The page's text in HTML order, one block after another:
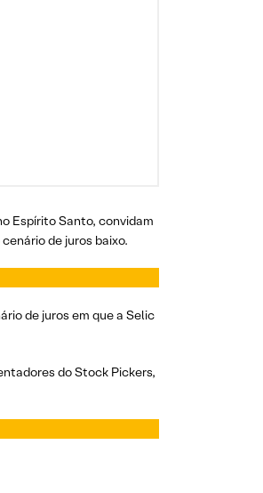
Espírito Santo, convidam
de juros baixo.
de juros em que a Selic
do Stock Pickers,